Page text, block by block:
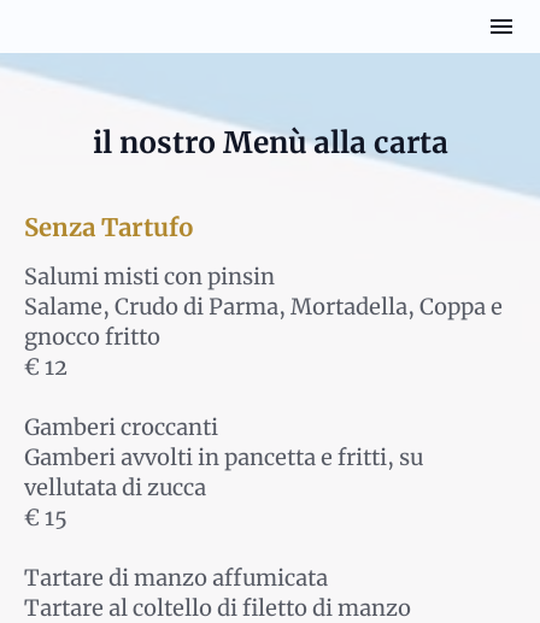
il nostro Menù alla carta
Senza Tartufo
Salumi misti con pinsin
Salame, Crudo di Parma, Mortadella, Coppa e
gnocco fritto
€ 12
Gamberi croccanti
Gamberi avvolti in pancetta e fritti, su
vellutata di zucca
€ 15
Tartare di manzo affumicata
Tartare al coltello di filetto di manzo